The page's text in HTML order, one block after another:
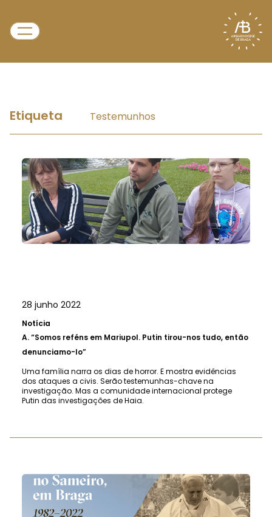
Etiqueta Testemunhos
28 junho 2022
Notícia
A.“Somos reféns em Mariupol. Putin tirou-nos tudo, então
denunciamo-lo”
Uma família narra os dias de horror. E mostra evidências
dos ataques a civis. Serão testemunhas-chave na
investigação. Mas a comunidade internacional protege
Putin das investigações de Haia.